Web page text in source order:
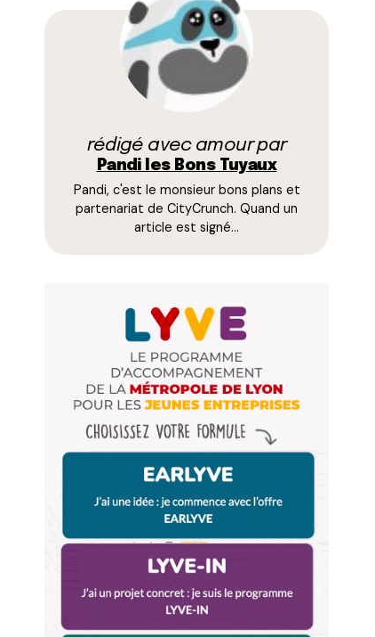
rédigé avec amour par
Pandi les Bons Tuyaux
Pandi, c'est le monsieur bons plans et
partenariat de CityCrunch. Quand un
article est signé…